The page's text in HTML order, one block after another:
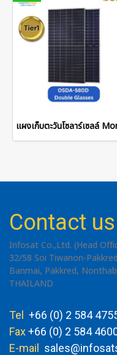
Contact us
Infosat Co.,Ltd. (Head
32/58 Soi Tiwanon-
Banmai, Pakkred,
THAILAND
Tel +66 (0) 2 584
Fax+66 (0) 2 584
E-mail